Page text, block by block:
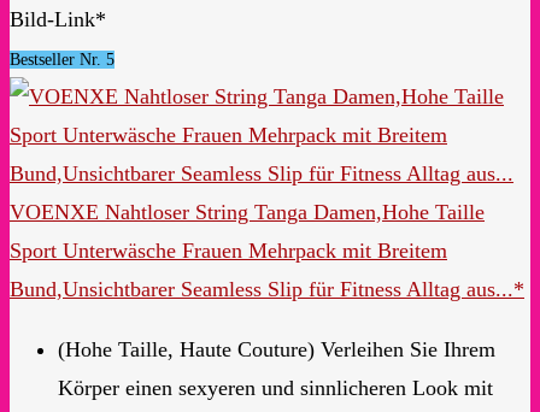
Bild-Link*
Bestseller Nr. 5
VOENXE Nahtloser String Tanga Damen,Hohe Taille
Sport Unterwäsche Frauen Mehrpack mit Breitem
Bund,Unsichtbarer Seamless Slip für Fitness Alltag aus...*
(Hohe Taille, Haute Couture) Verleihen Sie Ihrem
Körper einen sexyeren und sinnlicheren Look mit